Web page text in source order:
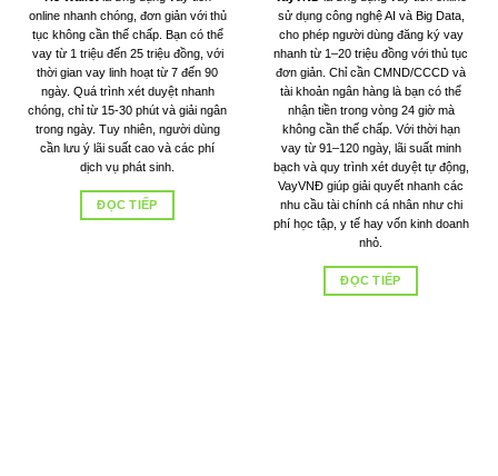
online nhanh chóng, đơn giản với thủ
tục không cần thế chấp. Bạn có thể
vay từ 1 triệu đến 25 triệu đồng, với
thời gian vay linh hoạt từ 7 đến 90
ngày. Quá trình xét duyệt nhanh
chóng, chỉ từ 15-30 phút và giải ngân
trong ngày. Tuy nhiên, người dùng
cần lưu ý lãi suất cao và các phí
dịch vụ phát sinh.
ĐỌC TIẾP
sử dụng công nghệ AI và Big Data,
cho phép người dùng đăng ký vay
nhanh từ 1–20 triệu đồng với thủ tục
đơn giản. Chỉ cần CMND/CCCD và
tài khoản ngân hàng là bạn có thể
nhận tiền trong vòng 24 giờ mà
không cần thế chấp. Với thời hạn
vay từ 91–120 ngày, lãi suất minh
bạch và quy trình xét duyệt tự động,
VayVNĐ giúp giải quyết nhanh các
nhu cầu tài chính cá nhân như chi
phí học tập, y tế hay vốn kinh doanh
nhỏ.
ĐỌC TIẾP